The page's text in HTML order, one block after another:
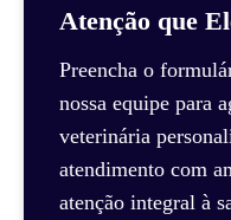
Atenção que
Preencha o
nossa equipe para
veterinária
atendimento com
atenção integral à